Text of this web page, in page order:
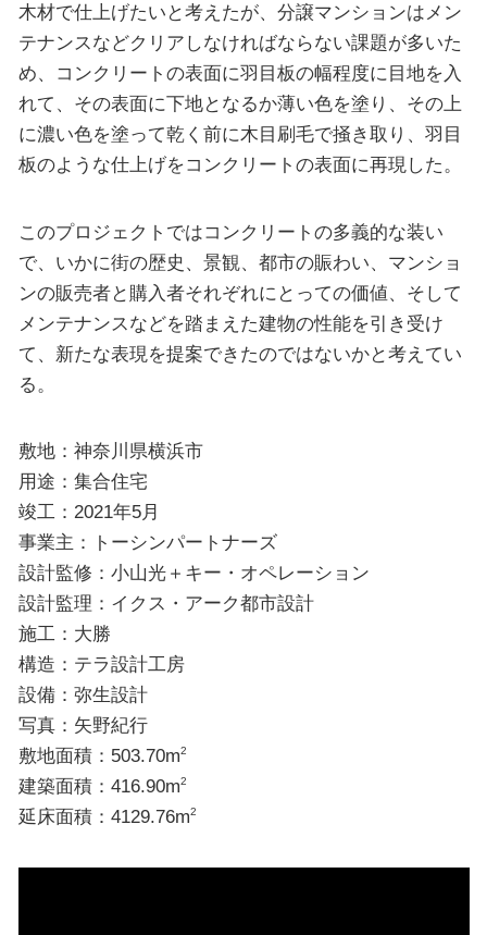
木材で仕上げたいと考えたが、分譲マンションはメン
テナンスなどクリアしなければならない課題が多いた
め、コンクリートの表面に羽目板の幅程度に目地を入
れて、その表面に下地となるか薄い色を塗り、その上
に濃い色を塗って乾く前に木目刷毛で掻き取り、羽目
板のような仕上げをコンクリートの表面に再現した。
このプロジェクトではコンクリートの多義的な装い
で、いかに街の歴史、景観、都市の賑わい、マンショ
ンの販売者と購入者それぞれにとっての価値、そして
メンテナンスなどを踏まえた建物の性能を引き受け
て、新たな表現を提案できたのではないかと考えてい
る。
敷地：神奈川県横浜市
用途：集合住宅
竣工：2021年5月
事業主：トーシンパートナーズ
設計監修：小山光＋キー・オペレーション
設計監理：イクス・アーク都市設計
施工：大勝
構造：テラ設計工房
設備：弥生設計
写真：矢野紀行
敷地面積：503.70m2
建築面積：416.90m2
延床面積：4129.76m2